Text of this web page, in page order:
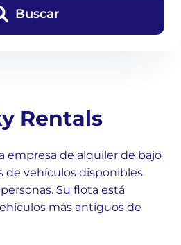
Buscar
Rentals
empresa de alquiler de bajo
de vehículos disponibles
Su flota está
más antiguos de